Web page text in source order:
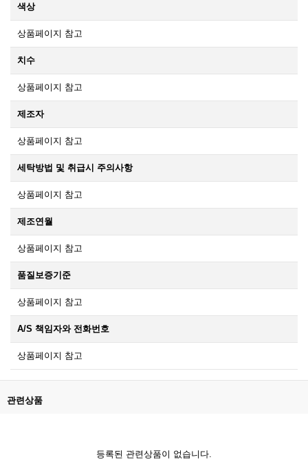
색상
상품페이지 참고
치수
상품페이지 참고
제조자
상품페이지 참고
세탁방법 및 취급시 주의사항
상품페이지 참고
제조연월
상품페이지 참고
품질보증기준
상품페이지 참고
A/S 책임자와 전화번호
상품페이지 참고
관련상품
등록된 관련상품이 없습니다.